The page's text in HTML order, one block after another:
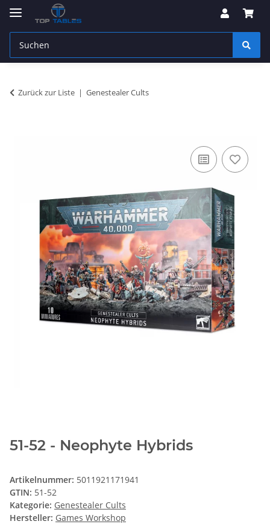
Zurück zur Liste Genestealer Cults
51-52 - Neophyte Hybrids
Artikelnummer: 5011921171941
GTIN: 51-52
Kategorie: Genestealer Cults
Hersteller: Games Workshop